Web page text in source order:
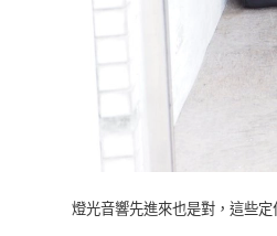
燈光音響先進來也是對，這些